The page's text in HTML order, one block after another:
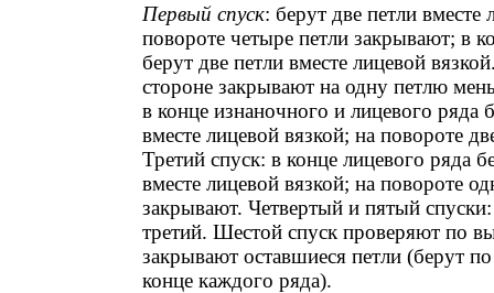
Первый спуск: берут две петли вместе
повороте четыре петли закрывают; в
берут две петли вместе лицевой
стороне закрывают на одну петлю
в конце изнаночного и лицевого ряда
вместе лицевой вязкой; на повороте
Третий спуск: в конце лицевого ряда
вместе лицевой вязкой; на повороте
закрывают. Четвертый и пятый
третий. Шестой спуск проверяют по
закрывают оставшиеся петли (берут
конце каждого ряда).